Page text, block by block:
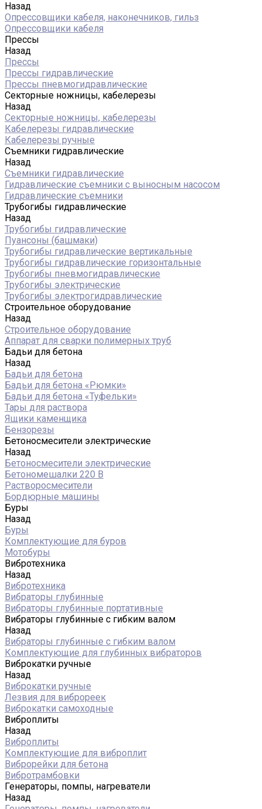
Назад
Опрессовщики кабеля, наконечников, гильз
Опрессовщики кабеля
Прессы
Назад
Прессы
Прессы гидравлические
Прессы пневмогидравлические
Секторные ножницы, кабелерезы
Назад
Секторные ножницы, кабелерезы
Кабелерезы гидравлические
Кабелерезы ручные
Съемники гидравлические
Назад
Съемники гидравлические
Гидравлические cъемники с выносным насосом
Гидравлические съемники
Трубогибы гидравлические
Назад
Трубогибы гидравлические
Пуансоны (башмаки)
Трубогибы гидравлические вертикальные
Трубогибы гидравлические горизонтальные
Трубогибы пневмогидравлические
Трубогибы электрические
Трубогибы электрогидравлические
Строительное оборудование
Назад
Строительное оборудование
Аппарат для сварки полимерных труб
Бадьи для бетона
Назад
Бадьи для бетона
Бадьи для бетона «Рюмки»
Бадьи для бетона «Туфельки»
Тары для раствора
Ящики каменщика
Бензорезы
Бетоносмесители электрические
Назад
Бетоносмесители электрические
Бетономешалки 220 В
Растворосмесители
Бордюрные машины
Буры
Назад
Буры
Комплектующие для буров
Мотобуры
Вибротехника
Назад
Вибротехника
Вибраторы глубинные
Вибраторы глубинные портативные
Вибраторы глубинные с гибким валом
Назад
Вибраторы глубинные с гибким валом
Комплектующие для глубинных вибраторов
Виброкатки ручные
Назад
Виброкатки ручные
Лезвия для виброреек
Виброкатки самоходные
Виброплиты
Назад
Виброплиты
Комплектующие для виброплит
Виброрейки для бетона
Вибротрамбовки
Генераторы, помпы, нагреватели
Назад